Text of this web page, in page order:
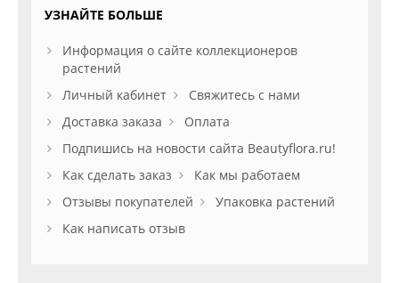
УЗНАЙТЕ БОЛЬШЕ
Информация о сайте коллекционеров
растений
Личный кабинет
Свяжитесь с нами
Доставка заказа
Оплата
Подпишись на новости сайта Beautyflora.ru!
Как сделать заказ
Как мы работаем
Отзывы покупателей
Упаковка растений
Как написать отзыв